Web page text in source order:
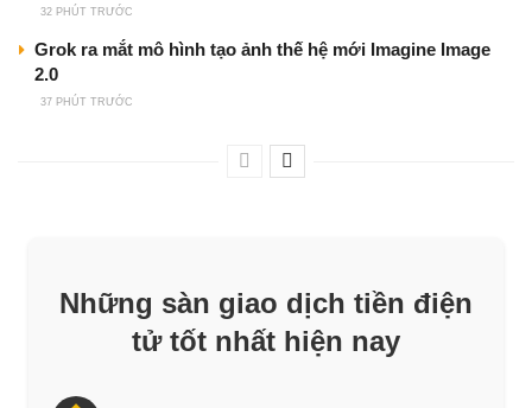
32 PHÚT TRƯỚC
Grok ra mắt mô hình tạo ảnh thế hệ mới Imagine Image
2.0
37 PHÚT TRƯỚC
Những sàn giao dịch tiền điện
tử tốt nhất hiện nay